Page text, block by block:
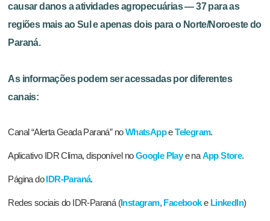
causar danos a atividades agropecuárias — 37 para as
regiões mais ao Sul e apenas dois para o Norte/Noroeste do
Paraná.
As informações podem ser acessadas por diferentes
canais:
Canal “Alerta Geada Paraná” noWhatsAppeTelegram.
Aplicativo IDR Clima, disponível noGoogle Playe naApp Store.
Página do IDR-Paraná.
Redes sociais do IDR-Paraná (Instagram, Facebooke LinkedIn)